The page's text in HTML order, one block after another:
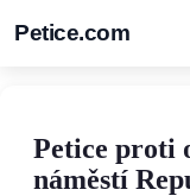
Petice.com
Petice proti
náměstí